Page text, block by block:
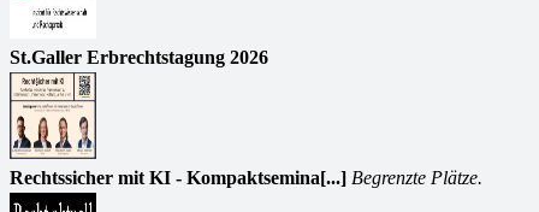
St.Galler Erbrechtstagung 2026
Rechtssicher mit KI - Kompaktsemina[...] Begrenzte Plätze.